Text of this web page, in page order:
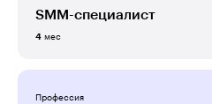
SMM-специалист
4 мес
Профессия